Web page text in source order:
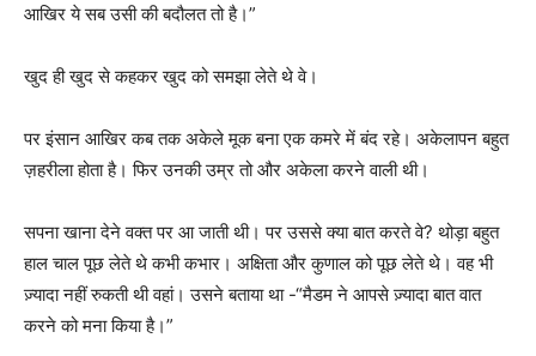
आखिर ये सब उसी की बदौलत तो है।”
खुद ही खुद से कहकर खुद को समझा लेते थे वे।
पर इंसान आखिर कब तक अकेले मूक बना एक कमरे में बंद रहे। अकेलापन बहुत
ज़हरीला होता है। फिर उनकी उम्र तो और अकेला करने वाली थी।
सपना खाना देने वक्त पर आ जाती थी। पर उससे क्या बात करते वे? थोड़ा बहुत
हाल चाल पूछ लेते थे कभी कभार। अक्षिता और कुणाल को पूछ लेते थे। वह भी
ज़्यादा नहीं रुकती थी वहां। उसने बताया था -“मैडम ने आपसे ज़्यादा बात वात
करने को मना किया है।”